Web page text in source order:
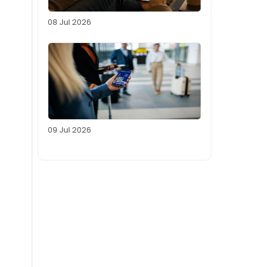
08 Jul 2026
09 Jul 2026